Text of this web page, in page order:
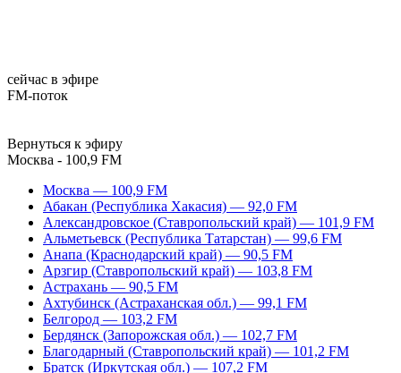
сейчас в эфире
FM-поток
Вернуться к эфиру
Москва - 100,9 FM
Москва — 100,9 FM
Абакан (Республика Хакасия) — 92,0 FM
Александровское (Ставропольский край) — 101,9 FM
Альметьевск (Республика Татарстан) — 99,6 FM
Анапа (Краснодарский край) — 90,5 FM
Арзгир (Ставропольский край) — 103,8 FM
Астрахань — 90,5 FM
Ахтубинск (Астраханская обл.) — 99,1 FM
Белгород — 103,2 FM
Бердянск (Запорожская обл.) — 102,7 FM
Благодарный (Ставропольский край) — 101,2 FM
Братск (Иркутская обл.) — 107,2 FM